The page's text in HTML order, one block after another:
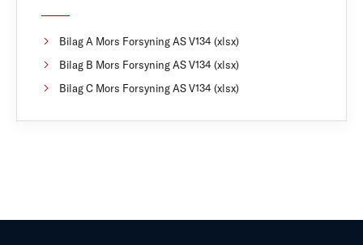
Bilag A Mors Forsyning AS V134 (xlsx)
Bilag B Mors Forsyning AS V134 (xlsx)
Bilag C Mors Forsyning AS V134 (xlsx)